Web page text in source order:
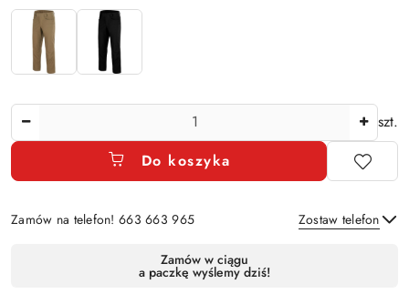
szt.
Do koszyka
Zamów na telefon! 663 663 965 Zostaw telefon
Zamów w ciągu
a paczkę wyślemy dziś!